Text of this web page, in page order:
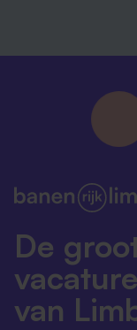
De
van